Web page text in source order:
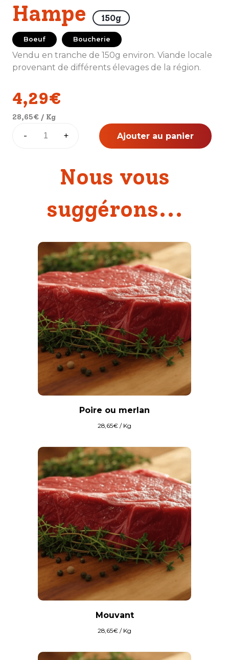
Hampe 150g
Boeuf Boucherie
Vendu en tranche de 150g environ. Viande locale
provenant de différents élevages de la région.
4,29€
28,65€ / Kg
- + Ajouter au panier
Nous vous
suggérons...
Poire ou merlan
28,65€ / Kg
Mouvant
28,65€ / Kg